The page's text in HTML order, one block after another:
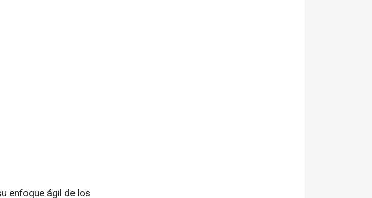
enfoque ágil de los